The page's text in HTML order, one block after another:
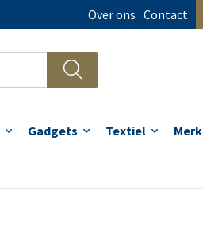
Over ons Contact
Gadgets Textiel